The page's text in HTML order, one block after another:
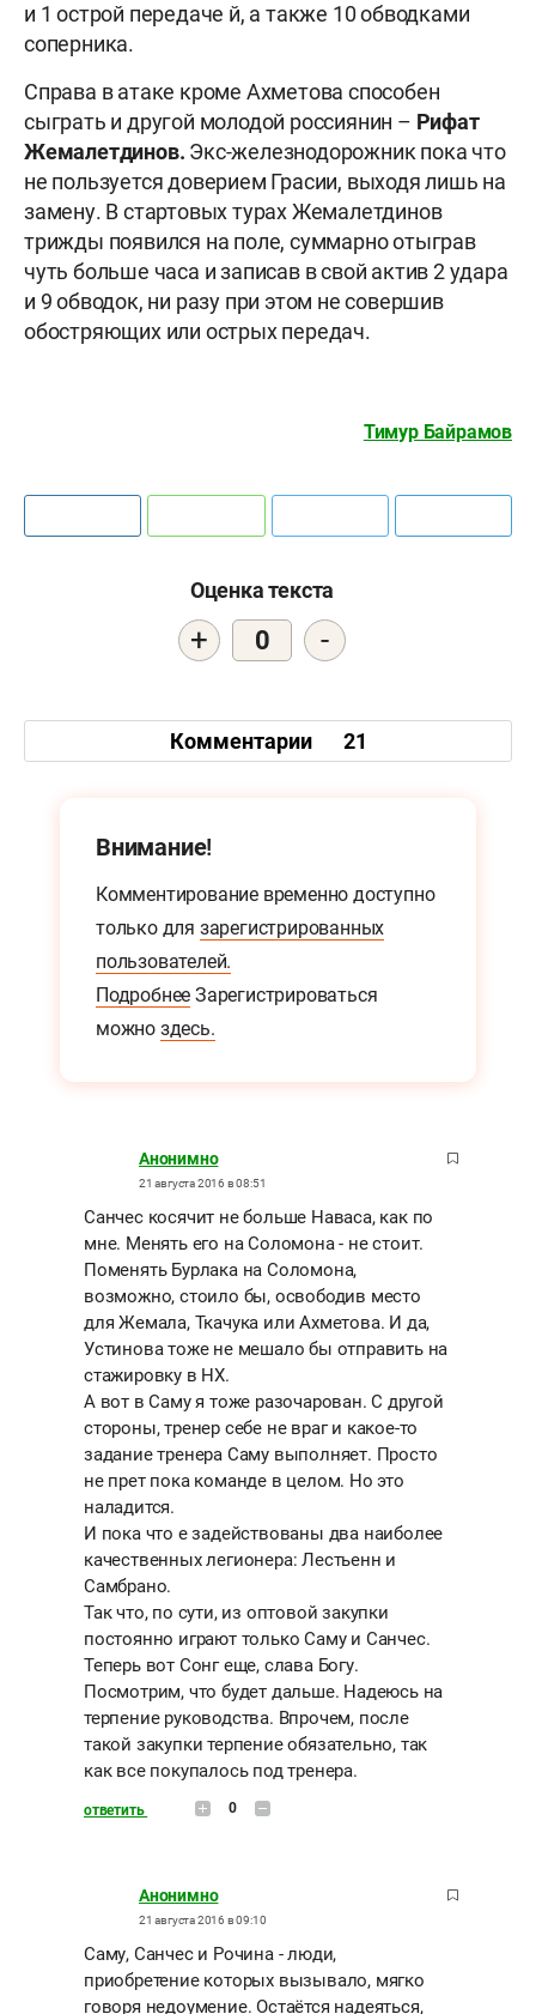
и 1 острой передаче й, а также 10 обводками
соперника.
Справа в атаке кроме Ахметова способен
сыграть и другой молодой россиянин – Рифат
Жемалетдинов. Экс-железнодорожник пока что
не пользуется доверием Грасии, выходя лишь на
замену. В стартовых турах Жемалетдинов
трижды появился на поле, суммарно отыграв
чуть больше часа и записав в свой актив 2 удара
и 9 обводок, ни разу при этом не совершив
обостряющих или острых передач.
Тимур Байрамов
Оценка текста
+ 0 -
Комментарии 21
Внимание!
Комментирование временно доступно
только для зарегистрированных
пользователей.
Подробнее Зарегистрироваться
можно здесь.
Анонимно
21 августа 2016 в 08:51
Санчес косячит не больше Наваса, как по
мне. Менять его на Соломона - не стоит.
Поменять Бурлака на Соломона,
возможно, стоило бы, освободив место
для Жемала, Ткачука или Ахметова. И да,
Устинова тоже не мешало бы отправить на
стажировку в НХ.
А вот в Саму я тоже разочарован. С другой
стороны, тренер себе не враг и какое-то
задание тренера Саму выполняет. Просто
не прет пока команде в целом. Но это
наладится.
И пока что е задействованы два наиболее
качественных легионера: Лестьенн и
Самбрано.
Так что, по сути, из оптовой закупки
постоянно играют только Саму и Санчес.
Теперь вот Сонг еще, слава Богу.
Посмотрим, что будет дальше. Надеюсь на
терпение руководства. Впрочем, после
такой закупки терпение обязательно, так
как все покупалось под тренера.
ответить 0
Анонимно
21 августа 2016 в 09:10
Саму, Санчес и Рочина - люди,
приобретение которых вызывало, мягко
говоря недоумение. Остаётся надеяться,